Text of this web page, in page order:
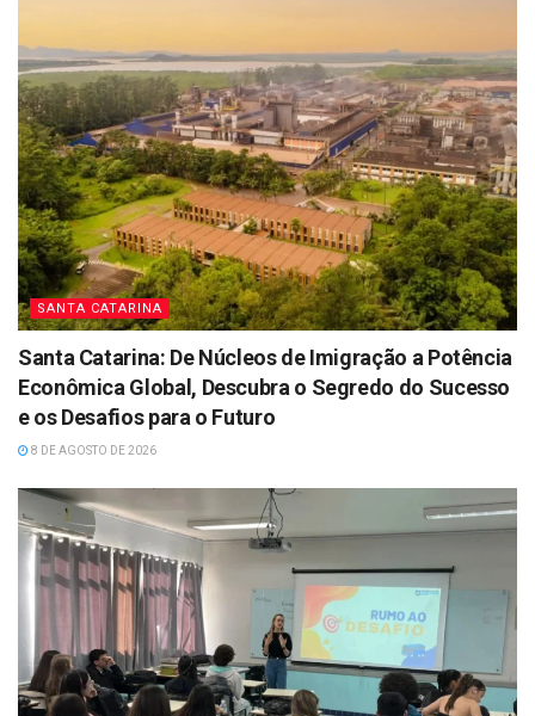
SANTA CATARINA
Santa Catarina: De Núcleos de Imigração a Potência
Econômica Global, Descubra o Segredo do Sucesso
e os Desafios para o Futuro
8 DE AGOSTO DE 2026